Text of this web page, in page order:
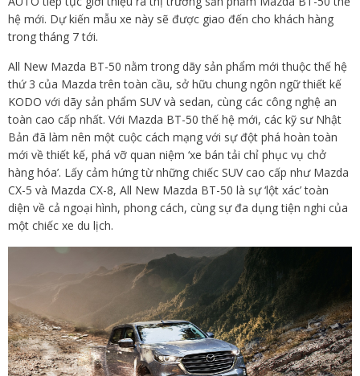
hệ mới. Dự kiến mẫu xe này sẽ được giao đến cho khách hàng
trong tháng 7 tới.
All New Mazda BT-50 nằm trong dãy sản phẩm mới thuộc thế hệ
thứ 3 của Mazda trên toàn cầu, sở hữu chung ngôn ngữ thiết kế
KODO với dãy sản phẩm SUV và sedan, cùng các công nghệ an
toàn cao cấp nhất. Với Mazda BT-50 thế hệ mới, các kỹ sư Nhật
Bản đã làm nên một cuộc cách mạng với sự đột phá hoàn toàn
mới về thiết kế, phá vỡ quan niệm ‘xe bán tải chỉ phục vụ chở
hàng hóa’. Lấy cảm hứng từ những chiếc SUV cao cấp như Mazda
CX-5 và Mazda CX-8, All New Mazda BT-50 là sự ‘lột xác’ toàn
diện về cả ngoại hình, phong cách, cùng sự đa dụng tiện nghi của
một chiếc xe du lịch.